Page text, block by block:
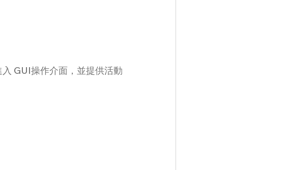
GUI操作介面，並提供活動